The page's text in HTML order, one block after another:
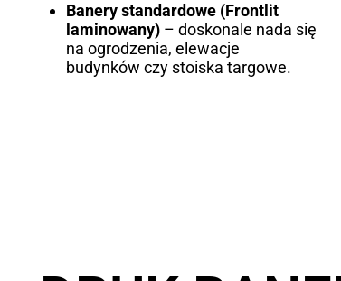
Banery standardowe (Frontlit
laminowany) – doskonale nada się
na ogrodzenia, elewacje
budynków czy stoiska targowe.